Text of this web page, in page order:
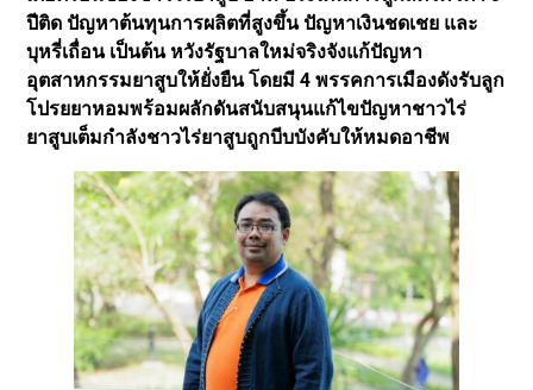
ปีติด ปัญหาต้นทุนการผลิตที่สูงขึ้น ปัญหาเงินชดเชย และ
บุหรี่เถื่อน เป็นต้น หวังรัฐบาลใหม่จริงจังแก้ปัญหา
อุตสาหกรรมยาสูบให้ยั่งยืน โดยมี 4 พรรคการเมืองดังรับลูก
โปรยยาหอมพร้อมผลักดันสนับสนุนแก้ไขปัญหาชาวไร่
ยาสูบเต็มกำลังชาวไร่ยาสูบถูกบีบบังคับให้หมดอาชีพ